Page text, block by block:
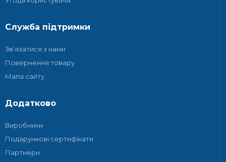
Служба підтримки
Зв’язатися з нами
Повернення товару
Мапа сайту
Додатково
Виробники
Подарункові сертифікати
Партнери